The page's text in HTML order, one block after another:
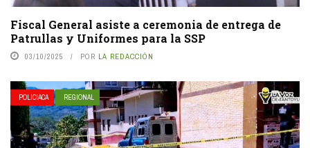
Fiscal General asiste a ceremonia de entrega de
Patrullas y Uniformes para la SSP
03/10/2025 POR LA REDACCIÓN
POLICIACA REGIONAL